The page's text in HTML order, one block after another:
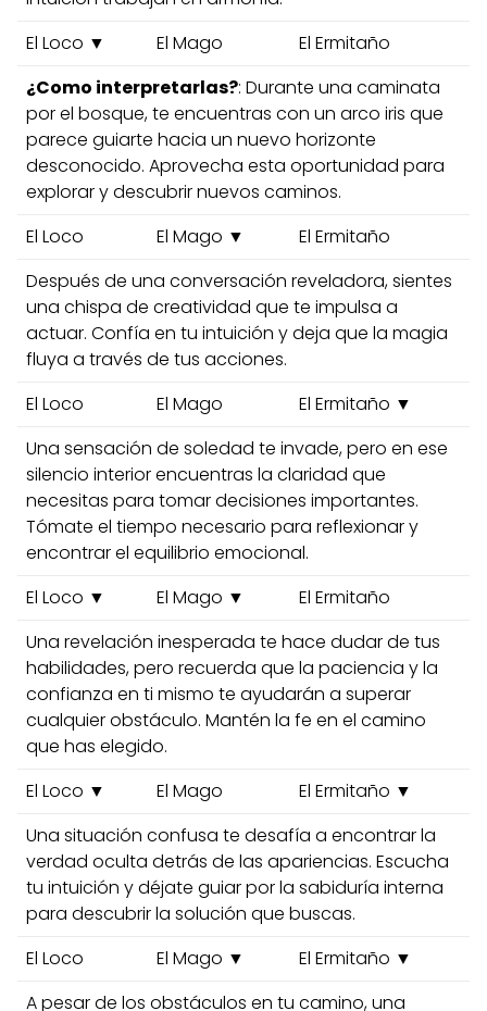
El Loco ▼
El Mago
El Ermitaño
¿Como interpretarlas?: Durante una caminata
por el bosque, te encuentras con un arco iris que
parece guiarte hacia un nuevo horizonte
desconocido. Aprovecha esta oportunidad para
explorar y descubrir nuevos caminos.
El Loco
El Mago ▼
El Ermitaño
Después de una conversación reveladora, sientes
una chispa de creatividad que te impulsa a
actuar. Confía en tu intuición y deja que la magia
fluya a través de tus acciones.
El Loco
El Mago
El Ermitaño ▼
Una sensación de soledad te invade, pero en ese
silencio interior encuentras la claridad que
necesitas para tomar decisiones importantes.
Tómate el tiempo necesario para reflexionar y
encontrar el equilibrio emocional.
El Loco ▼
El Mago ▼
El Ermitaño
Una revelación inesperada te hace dudar de tus
habilidades, pero recuerda que la paciencia y la
confianza en ti mismo te ayudarán a superar
cualquier obstáculo. Mantén la fe en el camino
que has elegido.
El Loco ▼
El Mago
El Ermitaño ▼
Una situación confusa te desafía a encontrar la
verdad oculta detrás de las apariencias. Escucha
tu intuición y déjate guiar por la sabiduría interna
para descubrir la solución que buscas.
El Loco
El Mago ▼
El Ermitaño ▼
A pesar de los obstáculos en tu camino, una